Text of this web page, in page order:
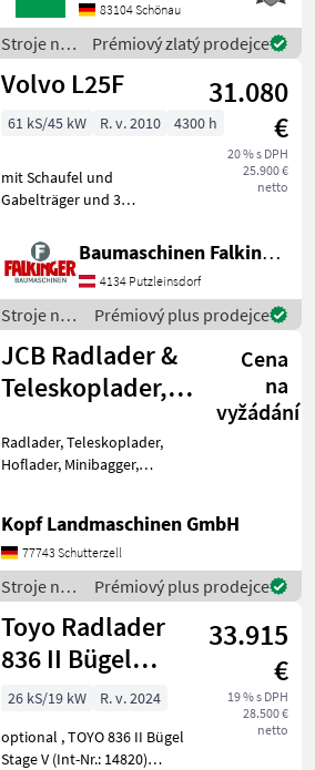
WERKZEUGAUFNAHMEMotor-
Moderner Kubota
Dreizylinderdieselmotor,
Typ
83104 Schönau
Stroje na
stavbu /
Sonstige
Prémiový zlatý prodejce
Volvo L25F
31.080
€
20 % s DPH
25.900 €
netto
61 kS/45 kW R. v. 2010 4300 h
mit Schaufel und
Gabelträger und 3
Betriebsgewicht: 5200kg
Reifen 70% Der Volvo L25F
ist in einem guten
Zustand!! BAUMASCHINEN
FALKIN
Baumaschinen Falkinger
4134 Putzleinsdorf
Stroje na
stavbu /
Volvo
Prémiový plus prodejce
JCB Radlader &
Teleskoplader,
Min
Cena
na
vyžádání
Radlader, Teleskoplader,
Hoflader, Minibagger,
Verschiedene Maschinen zu
vermieten - Minibagger -
Hoflader (Toyo) - JCB Te
Kopf Landmaschinen GmbH
77743 Schutterzell
Stroje na
stavbu /
JCB
Prémiový plus prodejce
Toyo Radlader
836 II Bügel
Black, 4.
Steuerkreis
33.915
€
19 % s DPH
28.500 €
netto
26 kS/19 kW
R. v. 2024
optional , TOYO 836 II Bügel
Stage V (Int-Nr.: 14820)